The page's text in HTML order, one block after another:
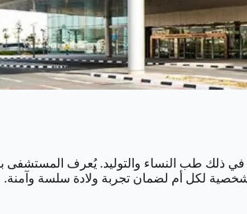
النساء والتوليد. يُعرف المستشفى
وشخصية لكل أم لضمان تجربة ولادة سلسة وآمنة.